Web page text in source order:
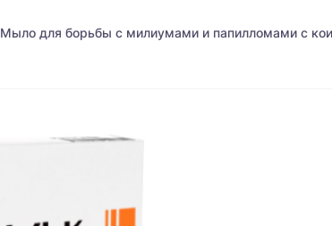
Мыло для борьбы с милиумами и папилломами с